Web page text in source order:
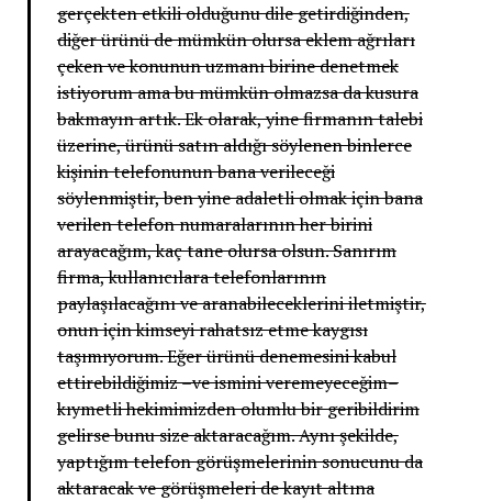
gerçekten etkili olduğunu dile getirdiğinden,
diğer ürünü de mümkün olursa eklem ağrıları
çeken ve konunun uzmanı birine denetmek
istiyorum ama bu mümkün olmazsa da kusura
bakmayın artık. Ek olarak, yine firmanın talebi
üzerine, ürünü satın aldığı söylenen binlerce
kişinin telefonunun bana verileceği
söylenmiştir, ben yine adaletli olmak için bana
verilen telefon numaralarının her birini
arayacağım, kaç tane olursa olsun. Sanırım
firma, kullanıcılara telefonlarının
paylaşılacağını ve aranabileceklerini iletmiştir,
onun için kimseyi rahatsız etme kaygısı
taşımıyorum. Eğer ürünü denemesini kabul
ettirebildiğimiz –ve ismini veremeyeceğim–
kıymetli hekimimizden olumlu bir geribildirim
gelirse bunu size aktaracağım. Aynı şekilde,
yaptığım telefon görüşmelerinin sonucunu da
aktaracak ve görüşmeleri de kayıt altına